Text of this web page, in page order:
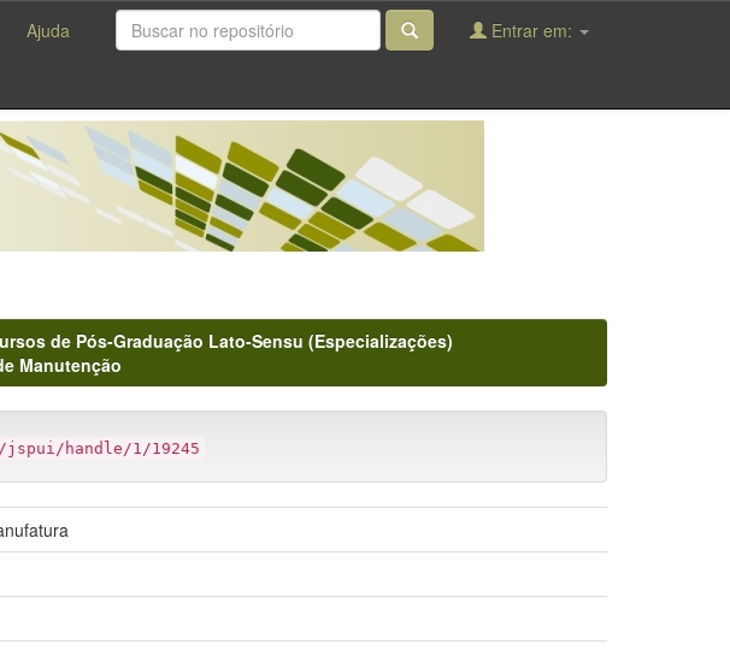
Ajuda Entrar em:
de Pós-Graduação Lato-Sensu (Especializações)
Manutenção
handle/1/19245